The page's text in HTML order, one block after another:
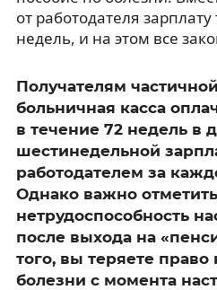
от работодателя
недель, и на этом все
Получателям
больничная касса
в течение 72 недель в
шестинедельной
работодателем за
Однако важно
нетрудоспособность
после выхода на
того, вы теряете право
болезни с момента